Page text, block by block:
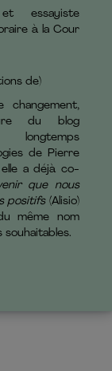
essayiste
à la Cour
de)
changement,
du blog
longtemps
de Pierre
elle a déjà co-
que nous
positifs (Alisio)
même nom